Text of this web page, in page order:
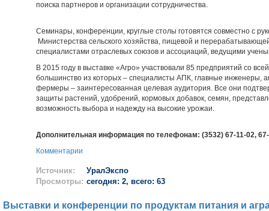
поиска партнеров и организации сотрудничества.
Семинары, конференции, круглые столы готовятся совместно с
Министерства сельского хозяйства, пищевой и
специалистами отраслевых союзов и ассоциаций, ведущими
В 2015 году в выставке «Агро» участвовали 85 предприятий со
большинство из которых – специалисты АПК, главные инженеры,
фермеры – заинтересованная целевая аудитория. Все они
защиты растений, удобрений, кормовых добавок, семян,
возможность выбора и надежду на высокие урожаи.
Дополнительная информация по телефонам: (3532) 67-11-02,
Комментарии
Источник:
УралЭкспо
Просмотры: сегодня: 2, всего: 63
Выставки и конференции по продуктам питания и